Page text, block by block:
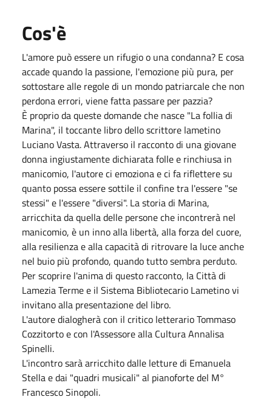
Cos'è
L'amore può essere un rifugio o una condanna? E cosa
accade quando la passione, l'emozione più pura, per
sottostare alle regole di un mondo patriarcale che non
perdona errori, viene fatta passare per pazzia?
È proprio da queste domande che nasce "La follia di
Marina", il toccante libro dello scrittore lametino
Luciano Vasta. Attraverso il racconto di una giovane
donna ingiustamente dichiarata folle e rinchiusa in
manicomio, l'autore ci emoziona e ci fa riflettere su
quanto possa essere sottile il confine tra l'essere "se
stessi" e l'essere "diversi". La storia di Marina,
arricchita da quella delle persone che incontrerà nel
manicomio, è un inno alla libertà, alla forza del cuore,
alla resilienza e alla capacità di ritrovare la luce anche
nel buio più profondo, quando tutto sembra perduto.
Per scoprire l'anima di questo racconto, la Città di
Lamezia Terme e il Sistema Bibliotecario Lametino vi
invitano alla presentazione del libro.
L'autore dialogherà con il critico letterario Tommaso
Cozzitorto e con l'Assessore alla Cultura Annalisa
Spinelli.
L'incontro sarà arricchito dalle letture di Emanuela
Stella e dai "quadri musicali" al pianoforte del M°
Francesco Sinopoli.